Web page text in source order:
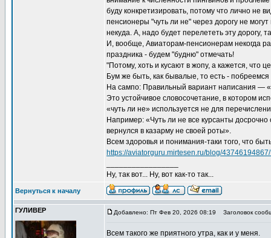
буду конкретизировать, потому что лично не
пенсионеры "чуть ли не" через дорогу не
некуда. А, надо будет перелететь эту дорогу,
И, вообще, Авиаторам-пенсионерам некогда
праздника - будем "будню" отмечать!
"Потому, хоть и кусают в жопу, а кажется, что
Бум же быть, как бывалые, то есть -
На сампо: Правильный вариант написания —
Это устойчивое словосочетание, в котором
«чуть ли не» используется не для
Например: «Чуть ли не все курсанты досрочно
вернулся в казарму не своей роты».
Всем здоровья и понимания-таки того, что
https://aviatorguru.mirtesen.ru/blog/
Ну, так вот... Ну, вот как-то так...
Вернуться к началу
ГУЛИВЕР Добавлено: Пт Фев 20, 2026 08:19 Заголовок
Всем такого же приятного утра, как и у меня.